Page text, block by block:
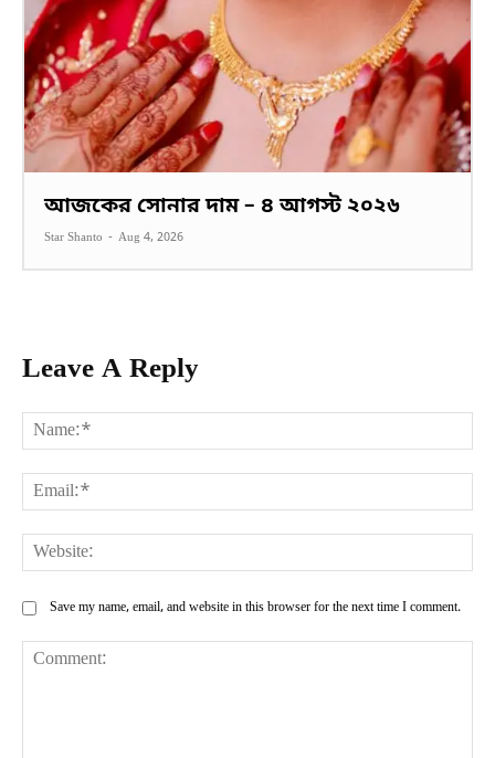
আজকের সোনার দাম – ৪ আগস্ট ২০২৬
Star Shanto - Aug 4, 2026
Leave A Reply
Save my name, email, and website in this browser for the next time I comment.